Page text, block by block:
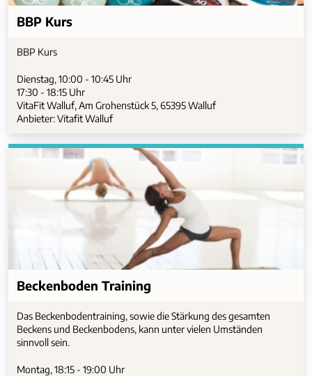
BBP Kurs
BBP Kurs
Dienstag, 10:00 - 10:45 Uhr
17:30 - 18:15 Uhr
VitaFit Walluf, Am Grohenstück 5, 65395 Walluf
Anbieter: Vitafit Walluf
Beckenboden Training
Das Beckenbodentraining, sowie die Stärkung des gesamten
Beckens und Beckenbodens, kann unter vielen Umständen
sinnvoll sein.
Montag, 18:15 - 19:00 Uhr